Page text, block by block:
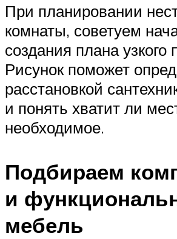
При планировании
комнаты, советуем
создания плана
Рисунок поможет
расстановкой
и понять хватит ли
необходимое.
Подбираем
и
мебель